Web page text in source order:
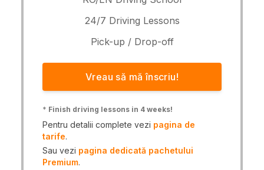
24/7 Driving Lessons
Pick-up / Drop-off
Vreau să mă înscriu!
* Finish driving lessons in 4 weeks!
Pentru detalii complete vezi pagina de
tarife.
Sau vezi pagina dedicată pachetului
Premium.